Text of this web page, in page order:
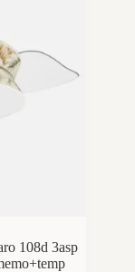
108d 3asp